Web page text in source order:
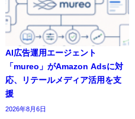
AI広告運用エージェント
「mureo」がAmazon Adsに対
応、リテールメディア活用を支
援
2026年8月6日